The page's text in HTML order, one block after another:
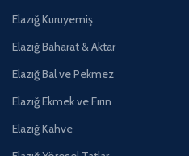
Elazığ Kuruyemiş
Elazığ Baharat & Aktar
Elazığ Bal ve Pekmez
Elazığ Ekmek ve Fırın
Elazığ Kahve